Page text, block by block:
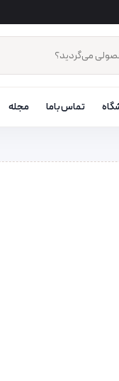
تماس باما مجله